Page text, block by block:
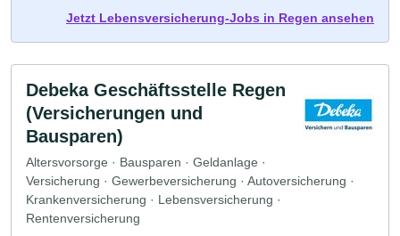
Jetzt Lebensversicherung-Jobs in Regen ansehen
Debeka Geschäftsstelle Regen
(Versicherungen und
Bausparen)
Altersvorsorge · Bausparen · Geldanlage ·
Versicherung · Gewerbeversicherung · Autoversicherung ·
Krankenversicherung · Lebensversicherung ·
Rentenversicherung